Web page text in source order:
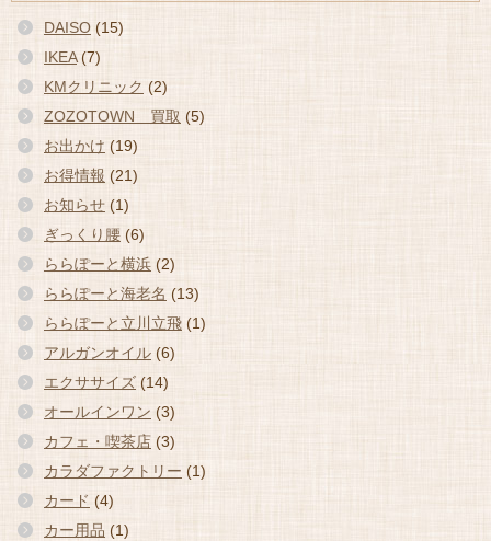
DAISO (15)
IKEA(7)
KMクリニック (2)
ZOZOTOWN 買取 (5)
お出かけ (19)
お得情報 (21)
お知らせ (1)
ぎっくり腰 (6)
ららぽーと横浜 (2)
ららぽーと海老名 (13)
ららぽーと立川立飛 (1)
アルガンオイル (6)
エクササイズ (14)
オールインワン (3)
カフェ・喫茶店 (3)
カラダファクトリー (1)
カード (4)
カー用品 (1)